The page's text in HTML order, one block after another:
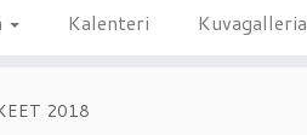
Kalenteri Kuvagalleria
2018